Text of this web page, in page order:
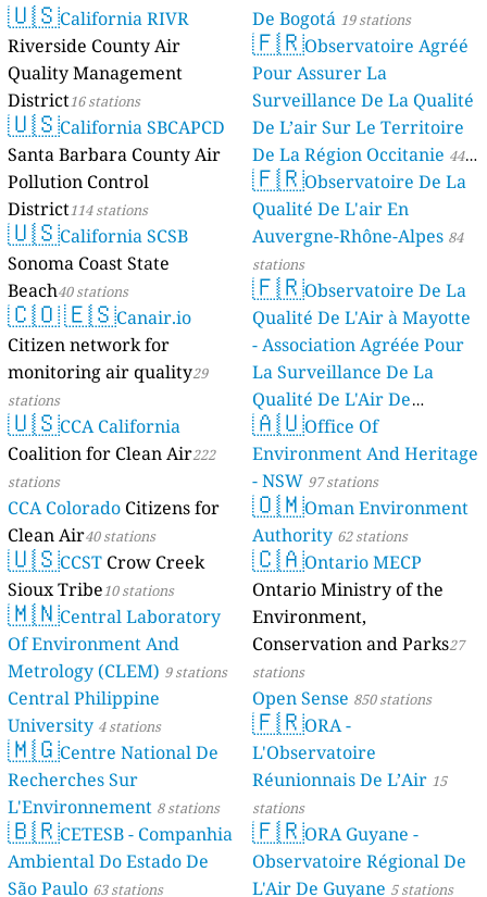
🇺🇸California RIVR
Riverside County Air
Quality Management
District16 stations
🇺🇸California SBCAPCD
Santa Barbara County Air
Pollution Control
District114 stations
🇺🇸California SCSB
Sonoma Coast State
Beach40 stations
🇨🇴🇪🇸Canair.io
Citizen network for
monitoring air quality29
stations
🇺🇸CCA California
Coalition for Clean Air222
stations
CCA Colorado Citizens for
Clean Air40 stations
🇺🇸CCST Crow Creek
Sioux Tribe10 stations
🇲🇳Central Laboratory
Of Environment And
Metrology (CLEM) 9 stations
Central Philippine
University 4 stations
🇲🇬Centre National De
Recherches Sur
L'Environnement 8 stations
🇧🇷CETESB - Companhia
Ambiental Do Estado De
São Paulo 63 stations
De Bogotá 19 stations
🇫🇷Observatoire Agréé
Pour Assurer La
Surveillance De La Qualité
De L’air Sur Le Territoire
De La Région Occitanie 44
stations
🇫🇷Observatoire De La
Qualité De L'air En
Auvergne-Rhône-Alpes 84
stations
🇫🇷Observatoire De La
Qualité De L'Air à Mayotte
- Association Agréée Pour
La Surveillance De La
Qualité De L'Air De
Mayotte 4 stations
🇦🇺Office Of
Environment And Heritage
- NSW 97 stations
🇴🇲Oman Environment
Authority 62 stations
🇨🇦Ontario MECP
Ontario Ministry of the
Environment,
Conservation and Parks27
stations
Open Sense 850 stations
🇫🇷ORA -
L'Observatoire
Réunionnais De L’Air 15
stations
🇫🇷ORA Guyane -
Observatoire Régional De
L'Air De Guyane 5 stations